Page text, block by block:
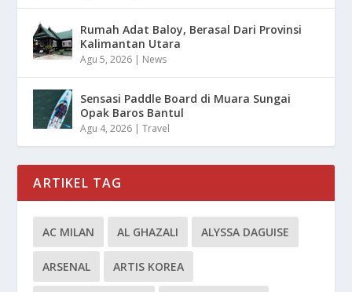
Rumah Adat Baloy, Berasal Dari Provinsi
Kalimantan Utara
Agu 5, 2026 | News
Sensasi Paddle Board di Muara Sungai
Opak Baros Bantul
Agu 4, 2026 |Travel
ARTIKEL TAG
AC MILAN AL GHAZALI ALYSSA DAGUISE
ARSENAL ARTIS KOREA